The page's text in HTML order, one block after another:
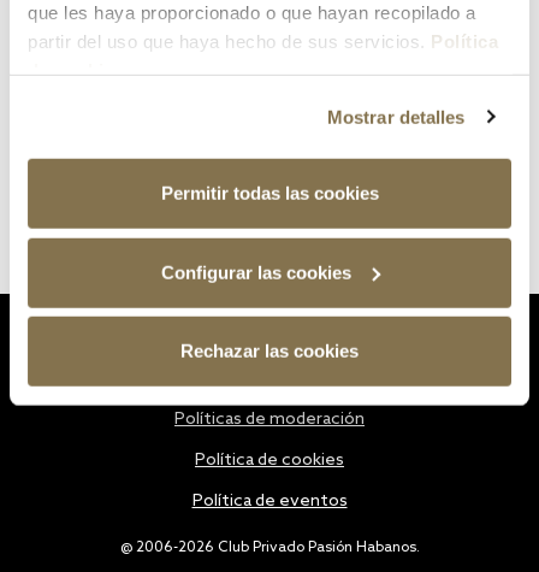
que les haya proporcionado o que hayan recopilado a
partir del uso que haya hecho de sus servicios. Política
Mostrar detalles
Permitir todas las cookies
Configurar las cookies
Rechazar las cookies
@ 2006-2026 Club Privado Pasión Habanos.
Políticas de moderación
Política de cookies
Política de eventos